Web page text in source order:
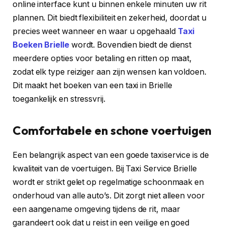
online interface kunt u binnen enkele minuten uw rit
plannen. Dit biedt flexibiliteit en zekerheid, doordat u
precies weet wanneer en waar u opgehaald Taxi
Boeken Briellewordt. Bovendien biedt de dienst
meerdere opties voor betaling en ritten op maat,
zodat elk type reiziger aan zijn wensen kan voldoen.
Dit maakt het boeken van een taxi in Brielle
toegankelijk en stressvrij.
Comfortabele en schone voertuigen
Een belangrijk aspect van een goede taxiservice is de
kwaliteit van de voertuigen. Bij Taxi Service Brielle
wordt er strikt gelet op regelmatige schoonmaak en
onderhoud van alle auto’s. Dit zorgt niet alleen voor
een aangename omgeving tijdens de rit, maar
garandeert ook dat u reist in een veilige en goed